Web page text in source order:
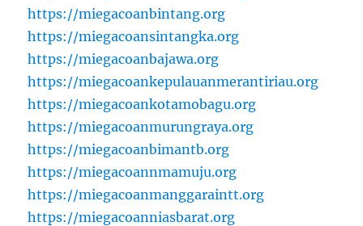
https://miegacoanbintang.org
https://miegacoansintangka.org
https://miegacoanbajawa.org
https://miegacoankepulauanmerantiriau.org
https://miegacoankotamobagu.org
https://miegacoanmurungraya.org
https://miegacoanbimantb.org
https://miegacoannmamuju.org
https://miegacoanmanggaraintt.org
https://miegacoanniasbarat.org